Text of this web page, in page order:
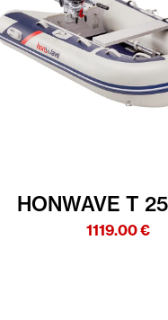
HONWAVE T
1119.00€